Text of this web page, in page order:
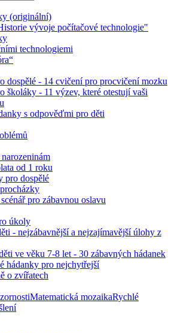
(originální)
vývoje počítačové technologie"
technologiemi
dospělé - 14 cvičení pro procvičení mozku
školáky - 11 výzev, které otestují vaši
s odpověďmi pro děti
od 1 roku
pro dospělé
pro zábavnou oslavu
úkoly
- nejzábavnější a nejzajímavější úlohy z
ve věku 7-8 let - 30 zábavných hádanek
hádanky pro nejchytřejší
o zvířatech
Matematická mozaikaRychlé